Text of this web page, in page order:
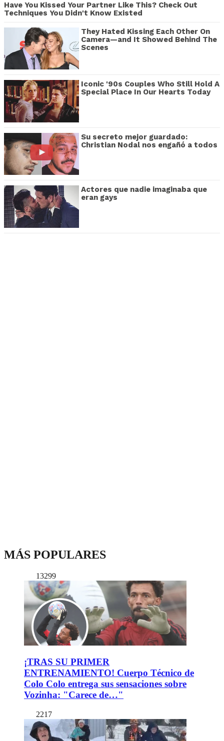
Have You Kissed Your Partner Like This? Check Out
Techniques You Didn't Know Existed
They Hated Kissing Each Other On
Camera—and It Showed Behind The
Scenes
Iconic '90s Couples Who Still Hold A
Special Place In Our Hearts Today
Su secreto mejor guardado:
Christian Nodal nos engañó a todos
Actores que nadie imaginaba que
eran gays
MÁS POPULARES
13299
¡TRAS SU PRIMER
ENTRENAMIENTO! Cuerpo Técnico de
Colo Colo entrega sus sensaciones sobre
Vozinha: "Carece de…"
2217